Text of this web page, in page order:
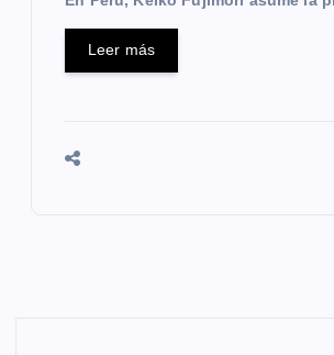
Leer más